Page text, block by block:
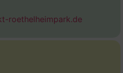
roethelheimpark.de